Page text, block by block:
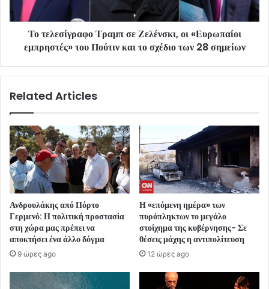
Το τελεσίγραφο Τραμπ σε Ζελένσκι, οι «Ευρωπαίοι
εμπρηστές» του Πούτιν και το σχέδιο των 28 σημείων
Related Articles
Ανδρουλάκης από Πόρτο
Γερμενό: Η πολιτική προστασία
στη χώρα μας πρέπει να
αποκτήσει ένα άλλο δόγμα
9 ώρες ago
Η «επόμενη ημέρα» των
πυρόπληκτων το μεγάλο
στοίχημα της κυβέρνησης- Σε
θέσεις μάχης η αντιπολίτευση
12 ώρες ago